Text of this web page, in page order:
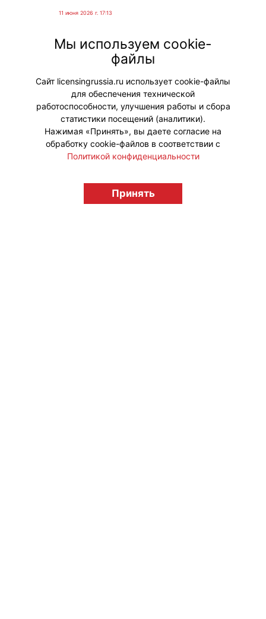
11 июня 2026 г. 17:13
новой компании Zeytz в Каталоге
#НовостиКаталога
licensingrussia.ru, 2009-2026 12+
Мы используем cookie-
файлы
Сайт licensingrussia.ru использует cookie-файлы
для обеспечения технической
работоспособности, улучшения работы и сбора
статистики посещений (аналитики).
Нажимая «Принять», вы даете согласие на
обработку cookie-файлов в соответствии с
Политикой конфиденциальности
Принять